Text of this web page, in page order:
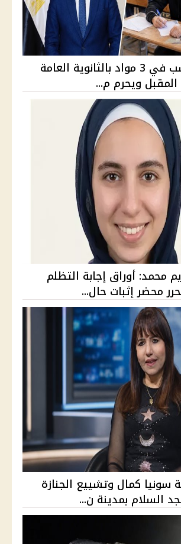
التعليم: الراسب في 3 مواد بالثانوية العامة
ويحرم م...
الـ4% ريم محمد: أوراق إجابة التظلم
محضر إثبات حال...
سونيا كمال وتشييع الجنازة
السلام بمدينة ن...